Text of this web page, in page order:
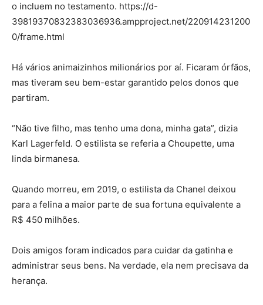
o incluem no testamento. https://d-
39819370832383036936.ampproject.net/220914231200
0/frame.html
Há vários animaizinhos milionários por aí. Ficaram órfãos,
mas tiveram seu bem-estar garantido pelos donos que
partiram.
“Não tive filho, mas tenho uma dona, minha gata”, dizia
Karl Lagerfeld. O estilista se referia a Choupette, uma
linda birmanesa.
Quando morreu, em 2019, o estilista da Chanel deixou
para a felina a maior parte de sua fortuna equivalente a
R$ 450 milhões.
Dois amigos foram indicados para cuidar da gatinha e
administrar seus bens. Na verdade, ela nem precisava da
herança.